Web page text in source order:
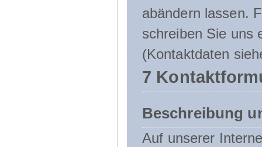
abändern lassen.
schreiben Sie uns
(Kontaktdaten
7
Beschreibung
Auf unserer